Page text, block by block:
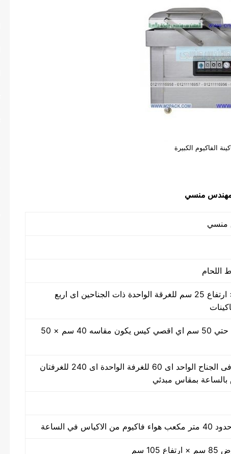
الفاكيوم الكبيرة
50 سم × 40 سم × ارتفاع 25 سم للغرقة الواحدة ذات الجناحين اى اربع
مقاس من واحد سم حتي 50 سم اي اقصي كيس يكون مقاسه 40 سم × 50
30 ضغطة بالدقيقة فى الجناح الواحد اى 60 للغرفة الواحدة اى 240 للغرفتان
في الساعة